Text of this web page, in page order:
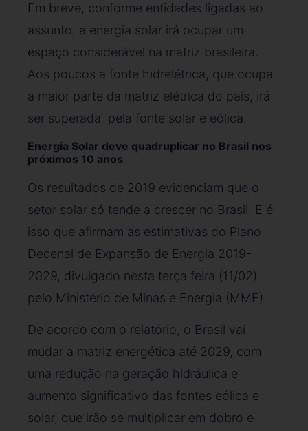
Em breve, conforme entidades ligadas ao
assunto, a energia solar irá ocupar um
espaço considerável na matriz brasileira.
Aos poucos a fonte hidrelétrica, que ocupa
a maior parte da matriz elétrica do país, irá
ser superada pela fonte solar e eólica.
Energia Solar deve quadruplicar no Brasil nos
próximos 10 anos
Os resultados de 2019 evidenciam que o
setor solar só tende a crescer no Brasil. E é
isso que afirmam as estimativas do Plano
Decenal de Expansão de Energia 2019-
2029, divulgado nesta terça feira (11/02)
pelo Ministério de Minas e Energia (MME).
De acordo com o relatório, o Brasil vai
mudar a matriz energética até 2029, com
uma redução na geração hidráulica e
aumento significativo das fontes eólica e
solar, que irão se multiplicar em dobro e